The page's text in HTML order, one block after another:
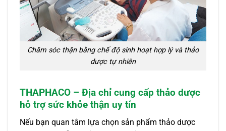
Chăm sóc thận bằng chế độ sinh hoạt hợp lý và thảo
dược tự nhiên
THAPHACO – Địa chỉ cung cấp thảo dược
hỗ trợ sức khỏe thận uy tín
Nếu bạn quan tâm lựa chọn sản phẩm thảo dược